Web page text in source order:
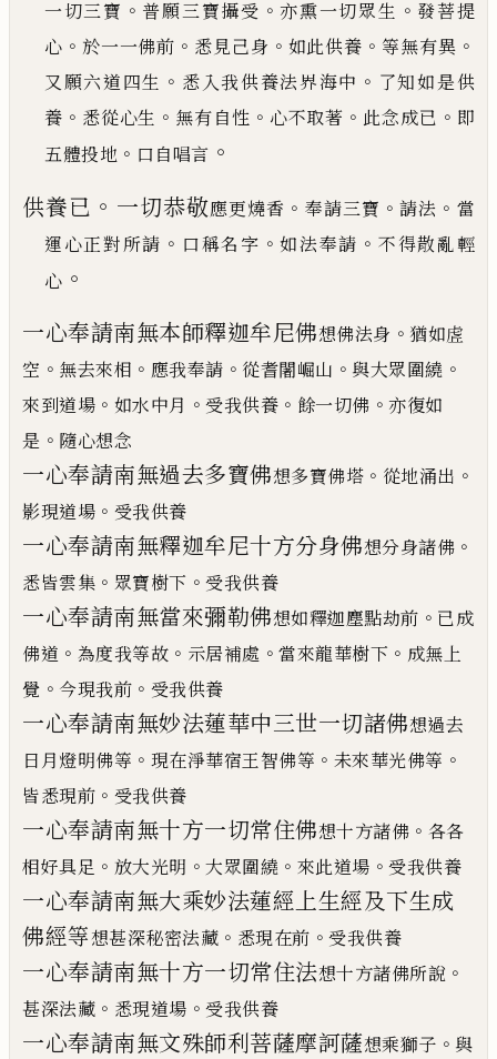
一切三寶 。 普願三寶攝受 。亦熏一切眾生 。 發菩提
心 。 於一一佛前 。 悉見己身 。 如此供養 。 等無有異 。
又願六道四生 。 悉入我供養法界海中 。 了知如是供
養 。 悉從心生 。 無有自性 。 心不取著 。 此念成已 。 即
五體投地 。 口自唱言 。
供養已 。 一切恭敬應更燒香 。 奉請三寶 。請法 。 當
運心正對所請 。 口稱名字 。如法奉請 。 不得散亂輕
心 。
一心奉請南無本師釋迦牟尼佛想佛法身 。 猶如虗
空 。 無去來相 。 應我奉請 。 從耆闍崛山 。 與大眾圍繞 。
來到道場 。 如水中月 。 受我供養 。 餘一切佛 。 亦復如
是 。 隨心想念
一心奉請南無過去多寶佛想多寶佛塔 。 從地涌出 。
影現道場 。 受我供養
一心奉請南無釋迦牟尼十方分身佛想分身諸佛 。
悉皆雲集 。 眾寶樹下 。 受我供養
一心奉請南無當來彌勒佛想如釋迦塵點劫前 。 已成
佛道 。 為度我等故 。 示居補處 。 當來龍華樹下 。 成無上
覺 。 今現我前 。 受我供養
一心奉請南無妙法蓮華中三世一切諸佛想過去
日月燈明佛等 。 現在淨華宿王智佛等 。 未來華光佛等 。
皆悉現前 。 受我供養
一心奉請南無十方一切常住佛想十方諸佛 。 各各
相好具足 。 放大光明 。 大眾圍繞 。 來此道場 。 受我供養
一心奉請南無大乘妙法蓮經上生經及下生成
佛經等想甚深秘密法藏 。 悉現在前 。 受我供養
一心奉請南無十方一切常住法想十方諸佛所說 。
甚深法藏 。 悉現道場 。 受我供養
一心奉請南無文殊師利菩薩摩訶薩想乘獅子 。 與